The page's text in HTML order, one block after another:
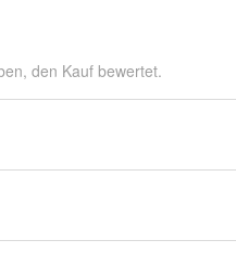
den Kauf bewertet.